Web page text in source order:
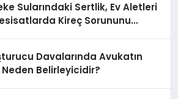
Sularındaki Sertlik, Ev Aletleri
Kireç Sorununu
Davalarında Avukatın
Neden Belirleyicidir?